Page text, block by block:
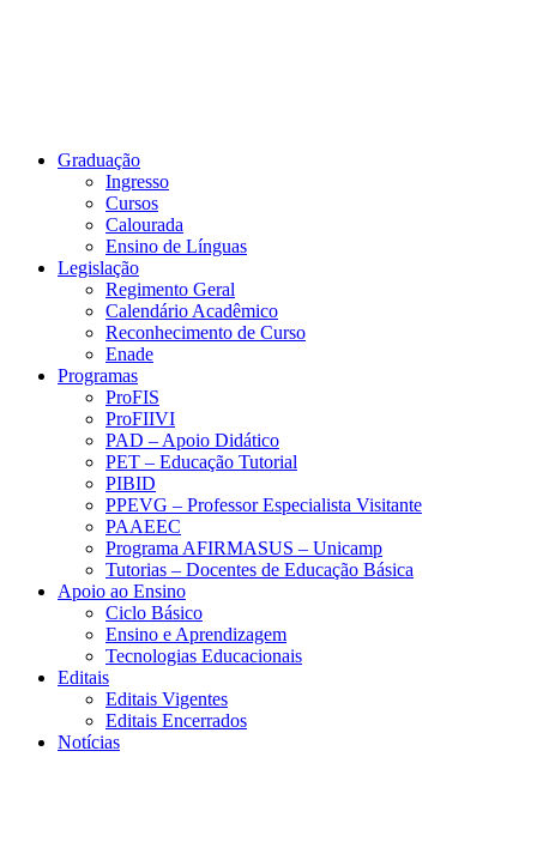
Graduação
Ingresso
Cursos
Calourada
Ensino de Línguas
Legislação
Regimento Geral
Calendário Acadêmico
Reconhecimento de Curso
Enade
Programas
ProFIS
ProFIIVI
PAD – Apoio Didático
PET – Educação Tutorial
PIBID
PPEVG – Professor Especialista Visitante
PAAEEC
Programa AFIRMASUS – Unicamp
Tutorias – Docentes de Educação Básica
Apoio ao Ensino
Ciclo Básico
Ensino e Aprendizagem
Tecnologias Educacionais
Editais
Editais Vigentes
Editais Encerrados
Notícias